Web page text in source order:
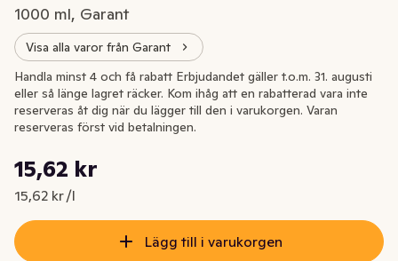
1000 ml, Garant
Visa alla varor från Garant
Nuvarande pris är: 15,62 kr
15,62 kr
15,62 kr /l
Styckpris: 15,62 kr /l
Handla minst 4 och få rabatt Erbjudandet gäller t.o.m. 31. augusti
eller så länge lagret räcker. Kom ihåg att en rabatterad vara inte
reserveras åt dig när du lägger till den i varukorgen. Varan
reserveras först vid betalningen.
Lägg till i varukorgen